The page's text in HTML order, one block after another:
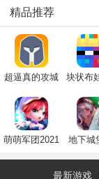
精品推荐
超逼真的攻城
载2023安卓官
方中文版
块状布
Battle)
下载中
萌萌军团2021
地下城
最新游戏